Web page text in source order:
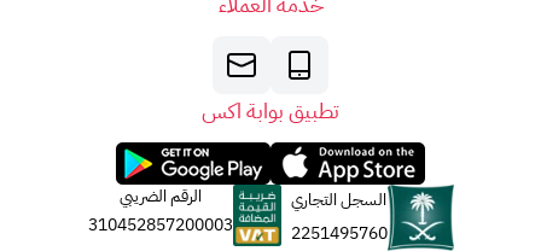
تطبيق بوابة اكس
السجل التجاري
2251495760
الرقم الضريبي
310452857200003